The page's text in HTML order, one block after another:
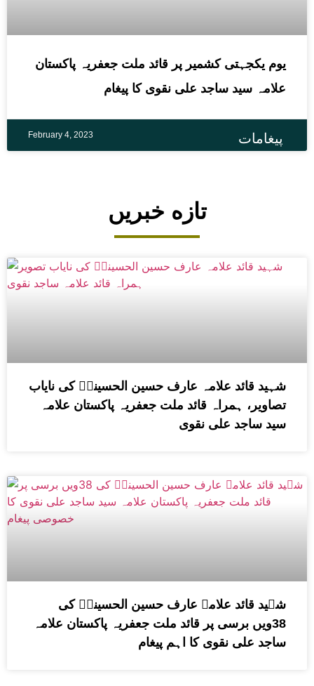
پیغامات
یوم یکجہتی کشمیر پر قائد ملت جعفریہ پاکستان
علامہ سید ساجد علی نقوی کا پیغام
February 4, 2023
تازه خبریں
شہید قائد علامہ عارف حسین الحسینیؒ کی نایاب
تصاویر، ہمراہ قائد ملت جعفریہ پاکستان علامہ
سید ساجد علی نقوی
شہید قائد علامہ عارف حسین الحسینیؒ کی
38ویں برسی پر قائد ملت جعفریہ پاکستان علامہ
ساجد علی نقوی کا اہم پیغام